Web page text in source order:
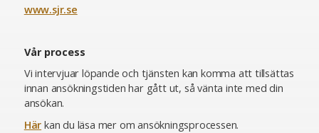
www.sjr.se
Vår process
Vi intervjuar löpande och tjänsten kan komma att tillsättas
innan ansökningstiden har gått ut, så vänta inte med din
ansökan.
Här kan du läsa mer om ansökningsprocessen.